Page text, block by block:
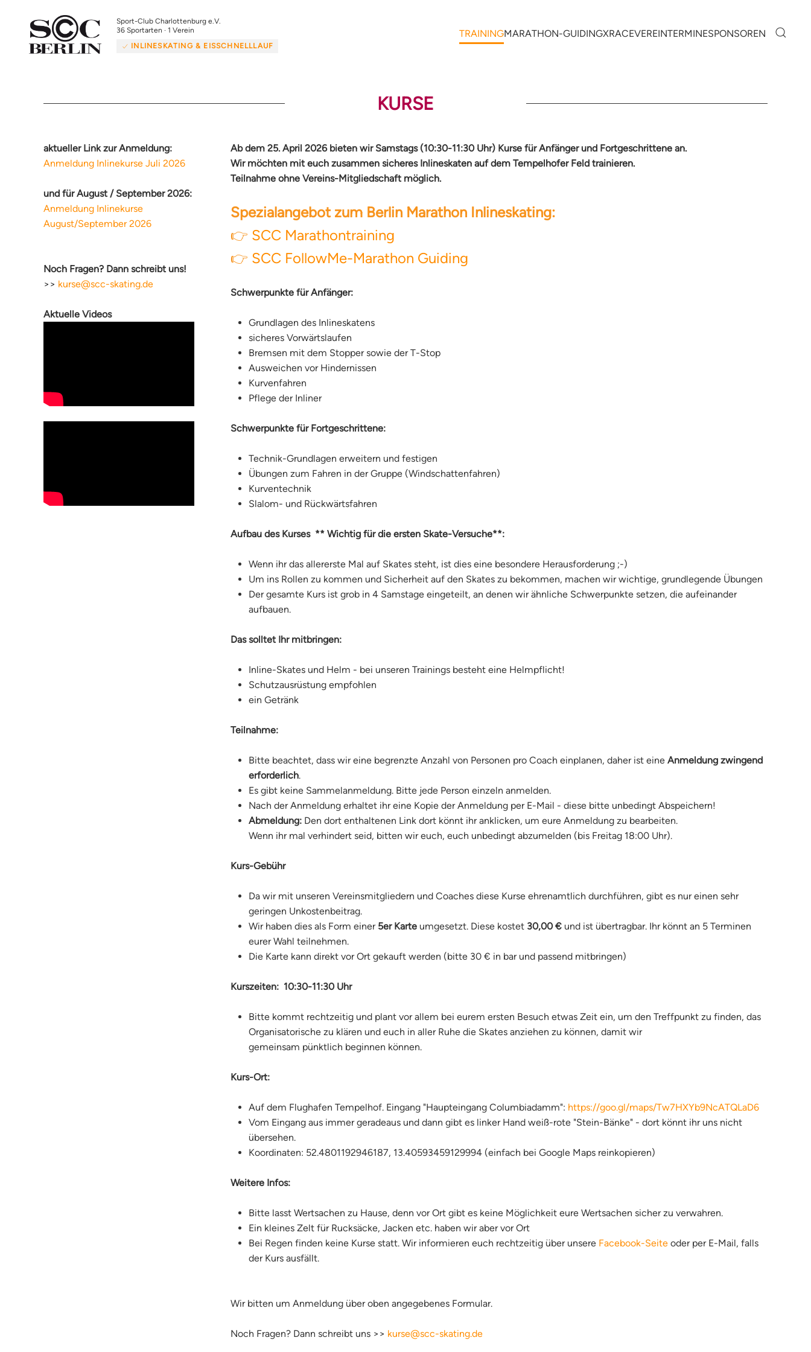
Sport-Club Charlottenburg e.V.
36 Sportarten · 1 Verein
INLINESKATING & EISSCHNELLLAUF
TRAININGMARATHON-GUIDINGXRACEVEREINTERMINESPONSOREN
KURSE
aktueller Link zur Anmeldung:
Anmeldung Inlinekurse Juli 2026
und für August / September 2026:
Anmeldung Inlinekurse
August/September 2026
Noch Fragen? Dann schreibt uns!
>> kurse@scc-skating.de
Aktuelle Videos
Ab dem 25. April 2026 bieten wir Samstags (10:30-11:30 Uhr) Kurse für Anfänger und Fortgeschrittene an.
Wir möchten mit euch zusammen sicheres Inlineskaten auf dem Tempelhofer Feld trainieren.
Teilnahme ohne Vereins-Mitgliedschaft möglich.
Spezialangebot zum Berlin Marathon Inlineskating:
👉 SCC Marathontraining
👉 SCC FollowMe-Marathon Guiding
Schwerpunkte für Anfänger:
Grundlagen des Inlineskatens
sicheres Vorwärtslaufen
Bremsen mit dem Stopper sowie der T-Stop
Ausweichen vor Hindernissen
Kurvenfahren
Pflege der Inliner
Schwerpunkte für Fortgeschrittene:
Technik-Grundlagen erweitern und festigen
Übungen zum Fahren in der Gruppe (Windschattenfahren)
Kurventechnik
Slalom- und Rückwärtsfahren
Aufbau des Kurses ** Wichtig für die ersten Skate-Versuche**:
Wenn ihr das allererste Mal auf Skates steht, ist dies eine besondere Herausforderung ;-)
Um ins Rollen zu kommen und Sicherheit auf den Skates zu bekommen, machen wir wichtige, grundlegende Übungen
Der gesamte Kurs ist grob in 4 Samstage eingeteilt, an denen wir ähnliche Schwerpunkte setzen, die aufeinander
aufbauen.
Das solltet Ihr mitbringen:
Inline-Skates und Helm - bei unseren Trainings besteht eine Helmpflicht!
Schutzausrüstung empfohlen
ein Getränk
Teilnahme:
Bitte beachtet, dass wir eine begrenzte Anzahl von Personen pro Coach einplanen, daher ist eine Anmeldung zwingend
erforderlich.
Es gibt keine Sammelanmeldung. Bitte jede Person einzeln anmelden.
Nach der Anmeldung erhaltet ihr eine Kopie der Anmeldung per E-Mail - diese bitte unbedingt Abspeichern!
Abmeldung: Den dort enthaltenen Link dort könnt ihr anklicken, um eure Anmeldung zu bearbeiten.
Wenn ihr mal verhindert seid, bitten wir euch, euch unbedingt abzumelden (bis Freitag 18:00 Uhr).
Kurs-Gebühr
Da wir mit unseren Vereinsmitgliedern und Coaches diese Kurse ehrenamtlich durchführen, gibt es nur einen sehr
geringen Unkostenbeitrag.
Wir haben dies als Form einer5er Karte umgesetzt. Diese kostet 30,00 € und ist übertragbar. Ihr könnt an 5 Terminen
eurer Wahl teilnehmen.
Die Karte kann direkt vor Ort gekauft werden (bitte 30 € in bar und passend mitbringen)
Kurszeiten: 10:30-11:30 Uhr
Bitte kommt rechtzeitig und plant vor allem bei eurem ersten Besuch etwas Zeit ein, um den Treffpunkt zu finden, das
Organisatorische zu klären und euch in aller Ruhe die Skates anziehen zu können, damit wir
gemeinsam pünktlich beginnen können.
Kurs-Ort:
Auf dem Flughafen Tempelhof. Eingang "Haupteingang Columbiadamm": https://goo.gl/maps/Tw7HXYb9NcATQLaD6
Vom Eingang aus immer geradeaus und dann gibt es linker Hand weiß-rote "Stein-Bänke" - dort könnt ihr uns nicht
übersehen.
Koordinaten: 52.4801192946187, 13.40593459129994 (einfach bei Google Maps reinkopieren)
Weitere Infos:
Bitte lasst Wertsachen zu Hause, denn vor Ort gibt es keine Möglichkeit eure Wertsachen sicher zu verwahren.
Ein kleines Zelt für Rucksäcke, Jacken etc. haben wir aber vor Ort
Bei Regen finden keine Kurse statt. Wir informieren euch rechtzeitig über unsere Facebook-Seite oder per E-Mail, falls
der Kurs ausfällt.
Wir bitten um Anmeldung über oben angegebenes Formular.
Noch Fragen? Dann schreibt uns >> kurse@scc-skating.de